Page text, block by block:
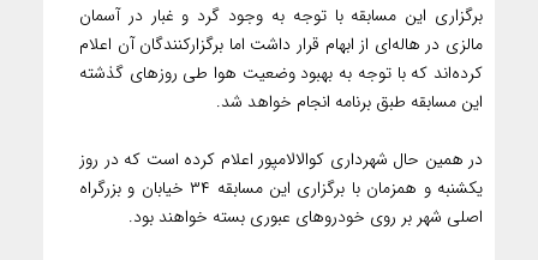
برگزاری این مسابقه با توجه به وجود گرد و غبار در آسمان
مالزی در هاله‌ای از ابهام قرار داشت اما برگزارکنندگان آن اعلام
کرده‌اند که با توجه به بهبود وضعیت هوا طی روزهای گذشته
این مسابقه طبق برنامه انجام خواهد شد.
در همین حال شهرداری کوالالامپور اعلام کرده است که در روز
یکشنبه و همزمان با برگزاری این مسابقه ۳۴ خیابان و بزرگراه
اصلی شهر بر روی خودروهای عبوری بسته خواهند بود.